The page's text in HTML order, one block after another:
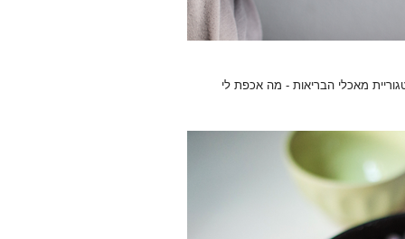
מאכלי הבריאות - מה אכפת לי